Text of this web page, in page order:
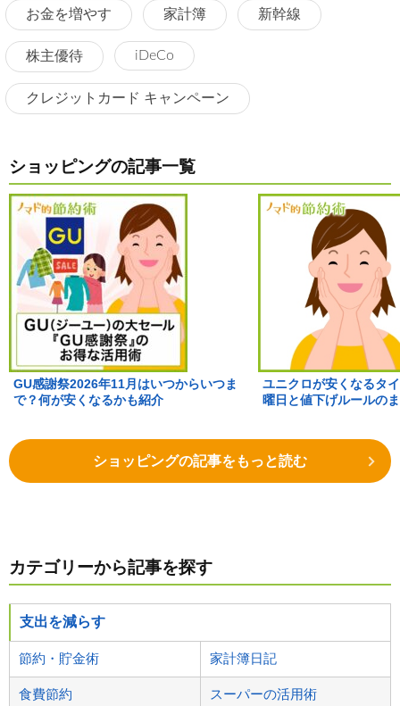
お金を増やす 家計簿 新幹線
株主優待 iDeCo
クレジットカード キャンペーン
ショッピングの記事一覧
GU感謝祭2026年11月はいつからいつま
で？何が安くなるかも紹介
ユニクロが安くなるタ
曜日と値下げルールの
ショッピングの記事をもっと読む
カテゴリーから記事を探す
支出を減らす
節約・貯金術 家計簿日記
食費節約 スーパーの活用術